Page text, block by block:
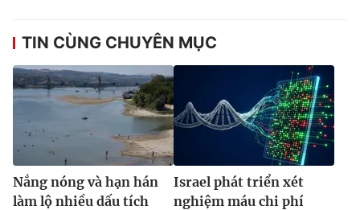
TIN CÙNG CHUYÊN MỤC
Nắng nóng và hạn hán
làm lộ nhiều dấu tích
Israel phát triển xét
nghiệm máu chi phí